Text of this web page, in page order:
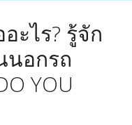
ะไร? รู้จัก
นอกรถ
YOU